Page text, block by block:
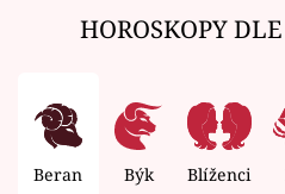
HOROSKOPY
Beran Býk Blíženci